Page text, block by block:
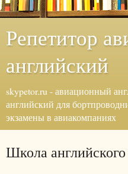
Репетитор
английский
skypetor.ru - авиационный
английский для
экзамены в авиакомпаниях
Школа